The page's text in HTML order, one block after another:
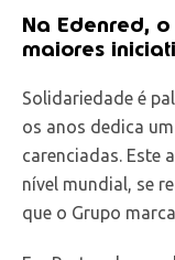
Na Edenred,
maiores
Solidariedade é
os anos dedica
carenciadas. Este
nível mundial, se
que o Grupo